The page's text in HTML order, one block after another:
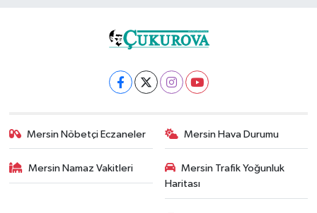
Mersin Nöbetçi Eczaneler Mersin Hava Durumu
Mersin Namaz Vakitleri
Mersin Trafik Yoğunluk
Haritası